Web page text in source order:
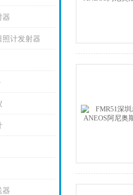
器
照计发射器
器